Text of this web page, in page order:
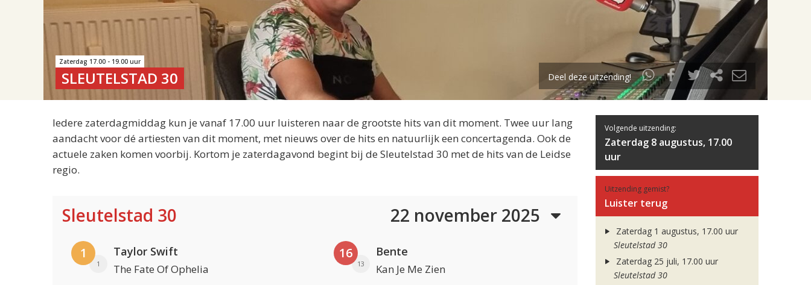
Zaterdag 17.00 - 19.00 uur
SLEUTELSTAD 30 Deel deze uitzending!
Iedere zaterdagmiddag kun je vanaf 17.00 uur luisteren naar de grootste hits van dit moment. Twee uur lang
aandacht voor dé artiesten van dit moment, met nieuws over de hits en natuurlijk een concertagenda. Ook de
actuele zaken komen voorbij. Kortom je zaterdagavond begint bij de Sleutelstad 30 met de hits van de Leidse
regio.
Sleutelstad 30 22 november 2025
1
1
Taylor Swift
The Fate Of Ophelia
16
13
Bente
Kan Je Me Zien
Volgende uitzending:
Zaterdag 8 augustus, 17.00
uur
Uitzending gemist?
Luister terug
Zaterdag 1 augustus, 17.00 uur
Sleutelstad 30
Zaterdag 25 juli, 17.00 uur
Sleutelstad 30